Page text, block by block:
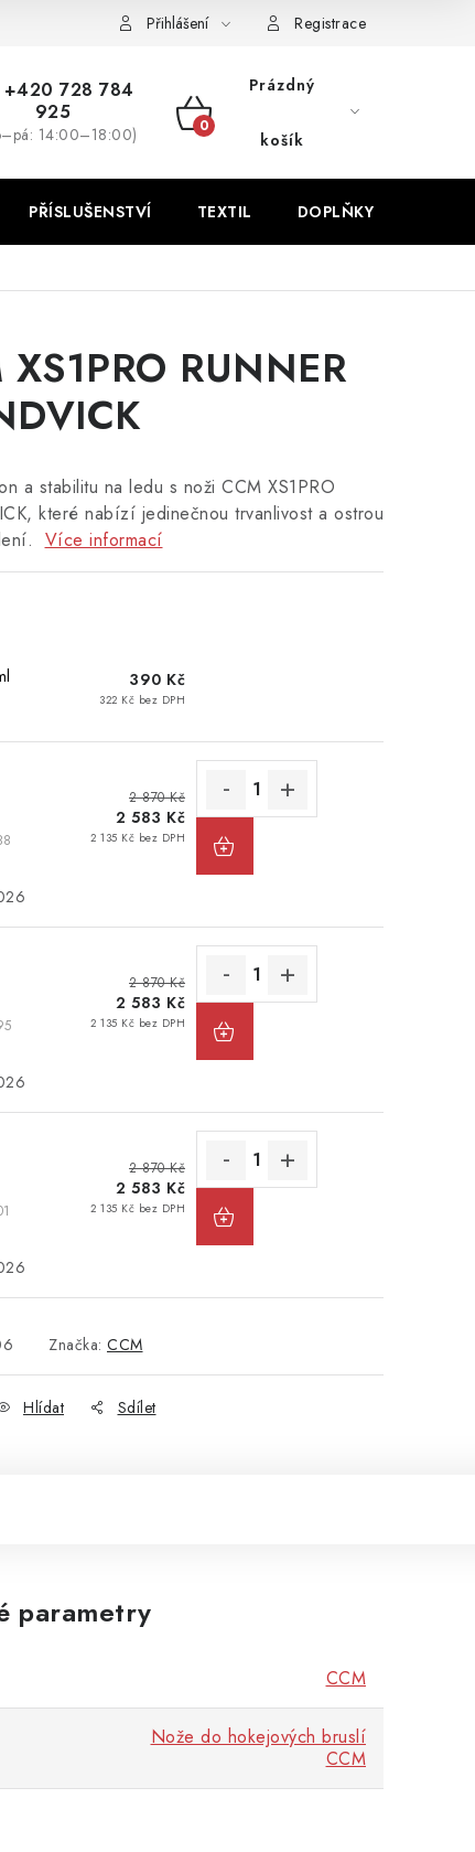
Přihlášení Registrace
+420 728 784
925
14:00–18:00)
NÁKUPNÍ
Prázdný
košík
PŘÍSLUŠENSTVÍ TEXTIL DOPLŇKY
RUNNER
a stabilitu na ledu s noži CCM XS1PRO
které nabízí jedinečnou trvanlivost a ostrou
Více informací
390 Kč
322 Kč bez DPH
2 870 Kč
2 583 Kč
2 135 Kč bez DPH
2 870 Kč
2 583 Kč
2 135 Kč bez DPH
2 870 Kč
2 583 Kč
2 135 Kč bez DPH
Značka: CCM
Hlídat Sdílet
parametry
CCM
Nože do hokejových bruslí
CCM